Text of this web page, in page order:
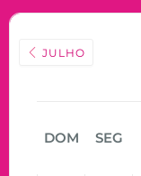
JULHO
DOM SEG